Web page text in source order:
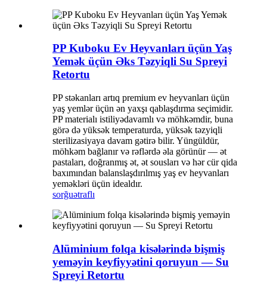
PP Kuboku Ev Heyvanları üçün Yaş
Yemək üçün Əks Təzyiqli Su Spreyi
Retortu
PP stəkanları artıq premium ev heyvanları üçün
yaş yemlər üçün ən yaxşı qablaşdırma seçimidir.
PP materialı istiliyədavamlı və möhkəmdir, buna
görə də yüksək temperaturda, yüksək təzyiqli
sterilizasiyaya davam gətirə bilir. Yüngüldür,
möhkəm bağlanır və rəflərdə əla görünür — ət
pastaları, doğranmış ət, ət sousları və hər cür qida
baxımından balanslaşdırılmış yaş ev heyvanları
yeməkləri üçün idealdır.
sorğuətraflı
Alüminium folqa kisələrində bişmiş
yeməyin keyfiyyətini qoruyun — Su
Spreyi Retortu